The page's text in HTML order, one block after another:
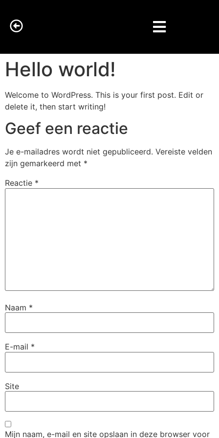
Hello world!
Welcome to WordPress. This is your first post. Edit or
delete it, then start writing!
Geef een reactie
Je e-mailadres wordt niet gepubliceerd. Vereiste velden
zijn gemarkeerd met *
Reactie *
Naam *
E-mail *
Site
Mijn naam, e-mail en site opslaan in deze browser voor